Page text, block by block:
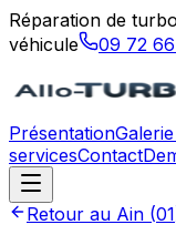
Réparation de
véhicule
09 72
Présentation
servicesContact
Retour au Ain (01